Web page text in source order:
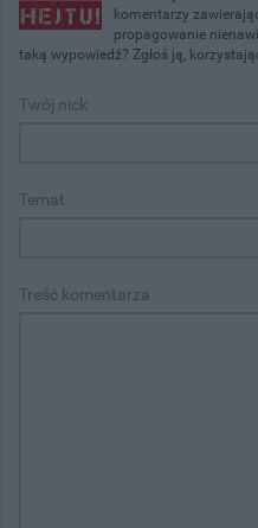
komentarzy
propagowanie
taką wypowiedź? Zgłoś ją,
Twój nick
Temat
Treść komentarza